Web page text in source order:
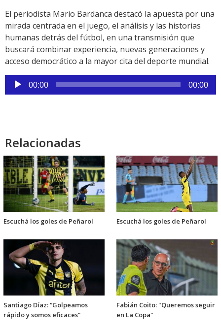
El periodista Mario Bardanca destacó la apuesta por una
mirada centrada en el juego, el análisis y las historias
humanas detrás del fútbol, en una transmisión que
buscará combinar experiencia, nuevas generaciones y
acceso democrático a la mayor cita del deporte mundial.
Reproductor
de
00:00 00:00
Relacionadas
Escuchá los goles de Peñarol Escuchá los goles de Peñarol
Santiago Díaz: “Golpeamos
rápido y somos eficaces”
Fabián Coito: "Queremos seguir
en La Copa"